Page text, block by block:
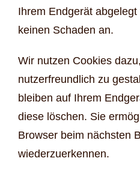
Ihrem Endgerät
keinen Schaden an.
Wir nutzen Cookies
nutzerfreundlich zu
bleiben auf Ihrem
diese löschen. Sie
Browser beim nächsten
wiederzuerkennen.